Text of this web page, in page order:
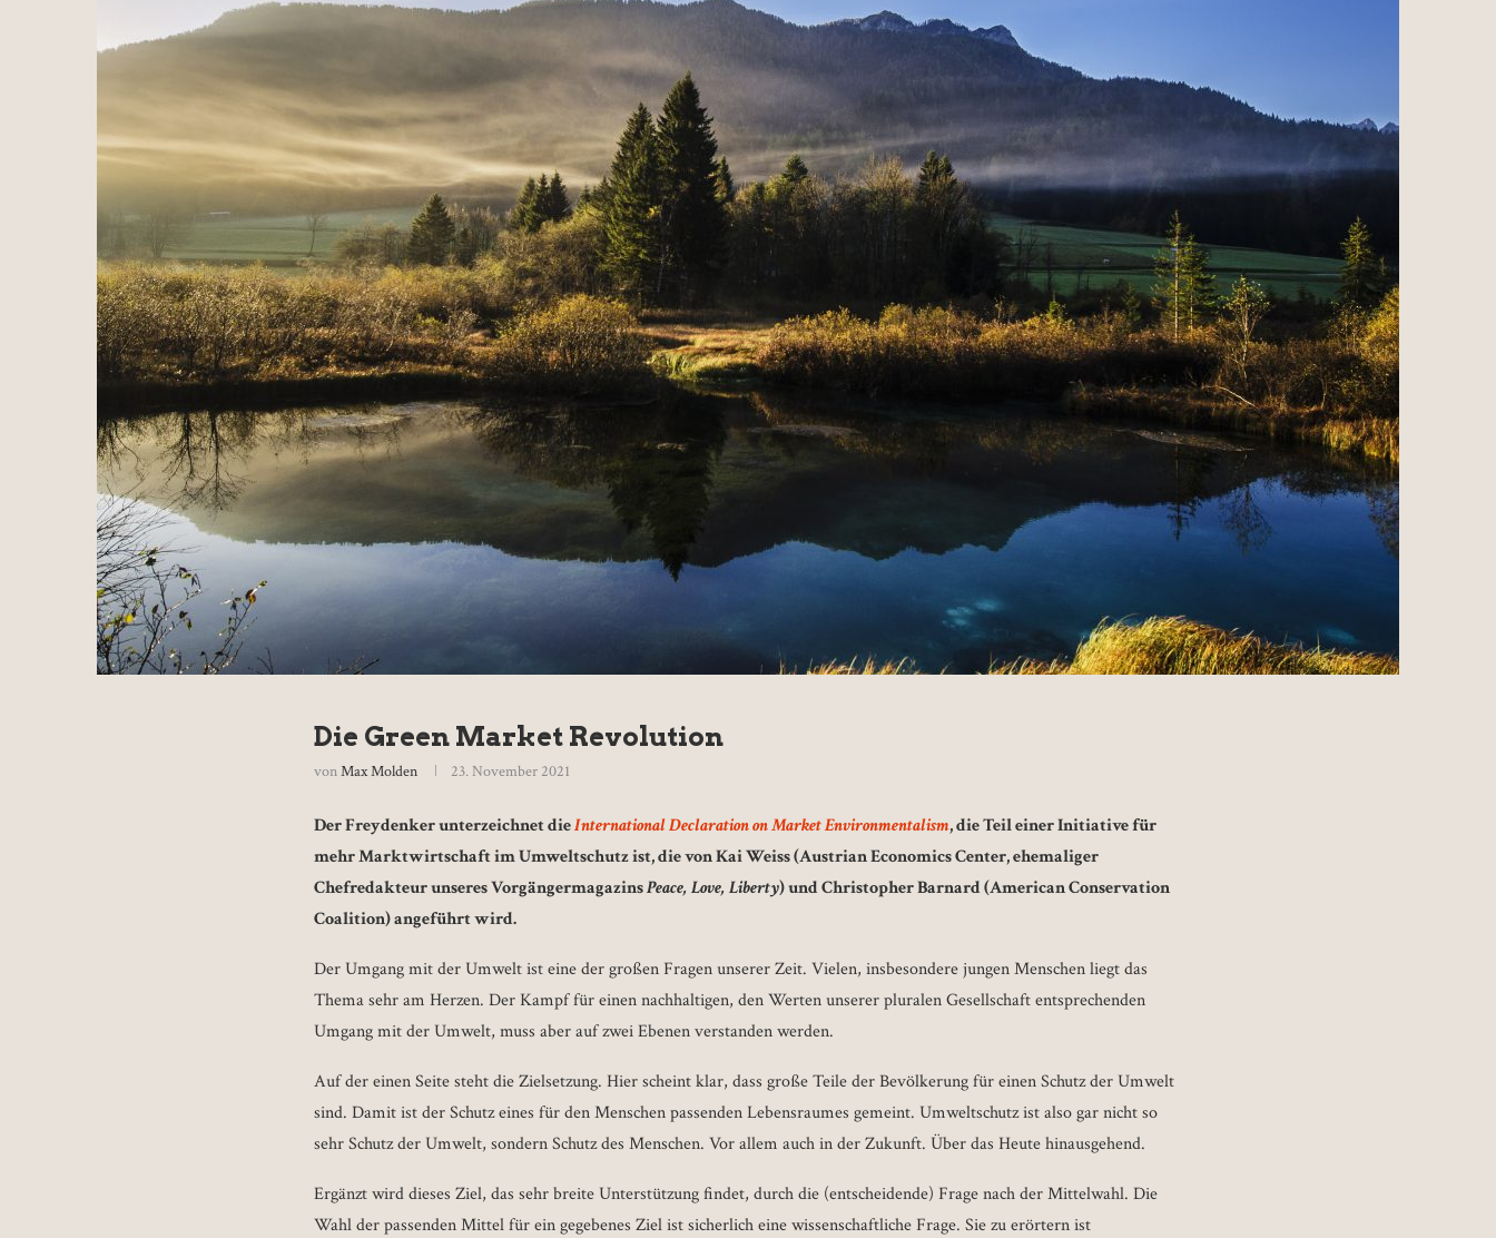
Die Green Market Revolution
vonMax Molden 23. November 2021
Der Freydenker unterzeichnet dieInternational Declaration on Market Environmentalism, die Teil einer Initiative für
mehr Marktwirtschaft im Umweltschutz ist, die von Kai Weiss (Austrian Economics Center, ehemaliger
Chefredakteur unseres VorgängermagazinsPeace, Love, Liberty) und Christopher Barnard (American Conservation
Coalition) angeführt wird.
Der Umgang mit der Umwelt ist eine der großen Fragen unserer Zeit. Vielen, insbesondere jungen Menschen liegt das
Thema sehr am Herzen. Der Kampf für einen nachhaltigen, den Werten unserer pluralen Gesellschaft entsprechenden
Umgang mit der Umwelt, muss aber auf zwei Ebenen verstanden werden.
Auf der einen Seite steht die Zielsetzung. Hier scheint klar, dass große Teile der Bevölkerung für einen Schutz der Umwelt
sind. Damit ist der Schutz eines für den Menschen passenden Lebensraumes gemeint. Umweltschutz ist also gar nicht so
sehr Schutz der Umwelt, sondern Schutz des Menschen. Vor allem auch in der Zukunft. Über das Heute hinausgehend.
Ergänzt wird dieses Ziel, das sehr breite Unterstützung findet, durch die (entscheidende) Frage nach der Mittelwahl. Die
Wahl der passenden Mittel für ein gegebenes Ziel ist sicherlich eine wissenschaftliche Frage. Sie zu erörtern ist